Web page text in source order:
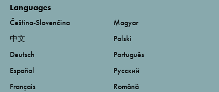
Languages
Čeština-Slovenčina
中文
Deutsch
Español
Français
Magyar
Polski
Português
Русский
Română